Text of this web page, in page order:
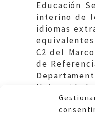
Educación
interino de
idiomas
C2 del
de
Gobierno de